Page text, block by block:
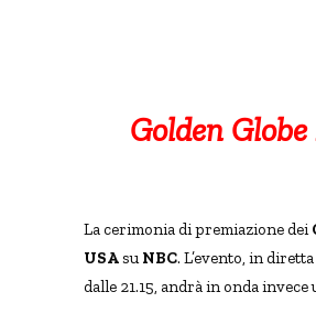
Golden
La cerimonia di premiazione dei
USAsuNBC. L’evento, in
dalle 21.15, andrà in onda